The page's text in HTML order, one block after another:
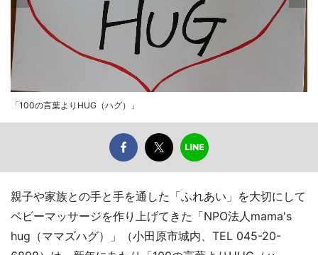
「100の言葉よりHUG（ハグ）」
親子や家族との手と手を通した「ふれあい」を大切にして
ベビーマッサージを作り上げてきた「NPO法人mama's
hug（ママズハグ）」（小田原市城内、TEL 045-20-